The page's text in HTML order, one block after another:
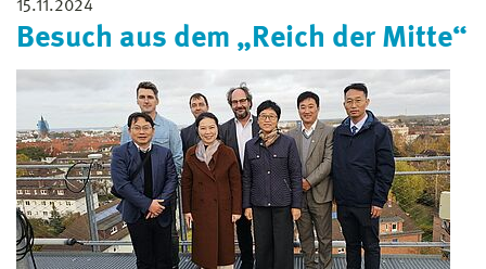
15.11.2024
Besuch aus dem „Reich der Mitte“